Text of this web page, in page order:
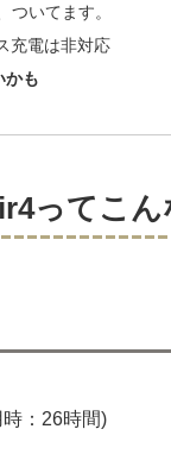
ついてます。
充電は非対応
かも
ってこ
：26時間)